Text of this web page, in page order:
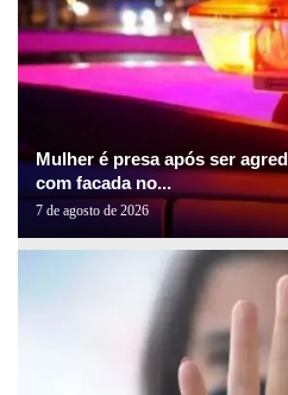
Mulher é presa após ser
com facada no...
7 de agosto de 2026